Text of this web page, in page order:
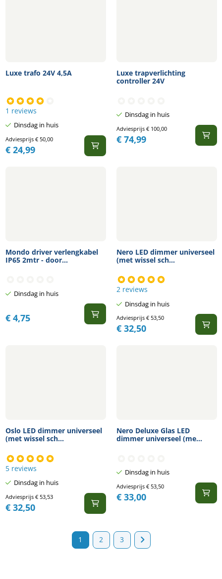
Luxe trafo 24V 4,5A
1 reviews
Dinsdag in huis
Adviesprijs €50,00
€24,99
Luxe trapverlichting
controller 24V
Dinsdag in huis
Adviesprijs €100,00
€74,99
Mondo driver verlengkabel
IP65 2mtr - door...
Dinsdag in huis
€4,75
Nero LED dimmer universeel
(met wissel sch...
2 reviews
Dinsdag in huis
Adviesprijs €53,50
€32,50
Oslo LED dimmer universeel
(met wissel sch...
5 reviews
Dinsdag in huis
Adviesprijs €53,53
€32,50
Nero Deluxe Glas LED
dimmer universeel (me...
Dinsdag in huis
Adviesprijs €53,50
€33,00
1 2 3